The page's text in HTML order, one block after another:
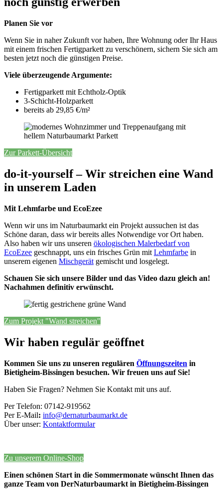
Planen Sie vor
Wenn Sie in naher Zukunft vor haben, Ihre Wohnung oder Ihr Haus
mit einem frischen Fertigparkett zu verschönern, sichern Sie sich am
besten jetzt noch die günstigen Preise.
Viele überzeugende Argumente:
Fertigparkett mit Echtholz-Optik
3-Schicht-Holzparkett
bereits ab 29,85 €/m²
Zur Parkett-Übersicht
do-it-yourself – Wir streichen eine Wand
in unserem Laden
Mit Lehmfarbe und EcoEzee
Wenn wir uns im Naturbaumarkt ein Projekt aussuchen ist das
Schöne daran, dass wir bereits alles Notwendige vor Ort haben.
Also haben wir uns unseren ökologischen Malerbedarf von
EcoEzee geschnappt, uns ein frisches Grün mit Lehmfarbe in
unserem eigenen Mischgerät gemischt und losgelegt.
Schauen Sie sich unsere Bilder und das Video dazu gleich an!
Nachahmen definitiv erwünscht.
Zum Projekt "Wand streichen"
Wir haben regulär geöffnet
Kommen Sie uns zu unseren regulären Öffnungszeiten in
Bietigheim-Bissingen besuchen. Wir freuen uns auf Sie!
Haben Sie Fragen? Nehmen Sie Kontakt mit uns auf.
Per Telefon: 07142-919562
Per E-Mail: info@dernaturbaumarkt.de
Über unser: Kontaktformular
Zu unserem Online-Shop
Einen schönen Start in die Sommermonate wünscht Ihnen das
ganze Team von DerNaturbaumarkt in Bietigheim-Bissingen